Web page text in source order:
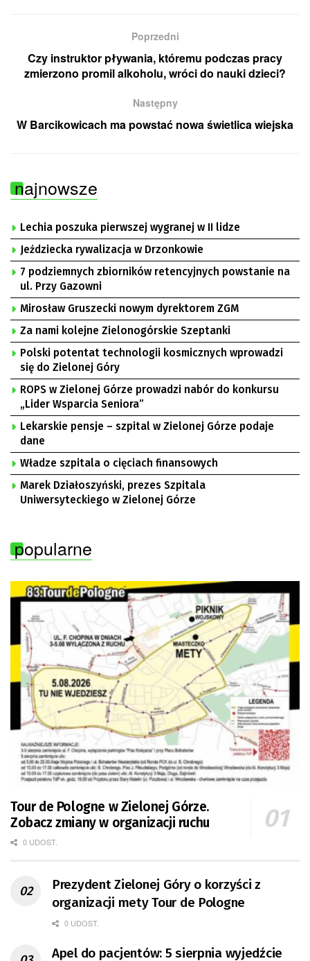
Poprzedni
Czy instruktor pływania, któremu podczas pracy
zmierzono promil alkoholu, wróci do nauki dzieci?
Następny
W Barcikowicach ma powstać nowa świetlica wiejska
najnowsze
Lechia poszuka pierwszej wygranej w II lidze
Jeździecka rywalizacja w Drzonkowie
7 podziemnych zbiorników retencyjnych powstanie na
ul. Przy Gazowni
Mirosław Gruszecki nowym dyrektorem ZGM
Za nami kolejne Zielonogórskie Szeptanki
Polski potentat technologii kosmicznych wprowadzi
się do Zielonej Góry
ROPS w Zielonej Górze prowadzi nabór do konkursu
„Lider Wsparcia Seniora”
Lekarskie pensje – szpital w Zielonej Górze podaje
dane
Władze szpitala o cięciach finansowych
Marek Działoszyński, prezes Szpitala
Uniwersyteckiego w Zielonej Górze
popularne
Tour de Pologne w Zielonej Górze.
Zobacz zmiany w organizacji ruchu
0 UDOST.
Prezydent Zielonej Góry o korzyści z
organizacji mety Tour de Pologne
0 UDOST.
Apel do pacjentów: 5 sierpnia wyjedźcie